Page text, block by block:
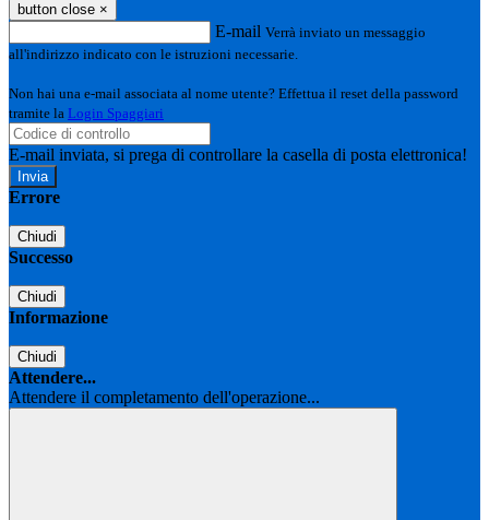
button close ×
E-mail Verrà inviato un messaggio
all'indirizzo indicato con le istruzioni necessarie.
Non hai una e-mail associata al nome utente? Effettua il reset della password
tramite la Login Spaggiari
E-mail inviata, si prega di controllare la casella di posta elettronica!
Errore
Chiudi
Successo
Chiudi
Informazione
Chiudi
Attendere...
Attendere il completamento dell'operazione...